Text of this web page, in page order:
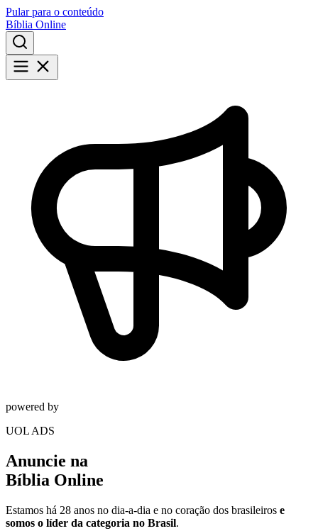
Pular para o conteúdo
Bíblia Online
powered by
UOL ADS
Anuncie na
Bíblia Online
Estamos há 28 anos no dia-a-dia e no coração dos brasileiros e
somos o líder da categoria no Brasil.